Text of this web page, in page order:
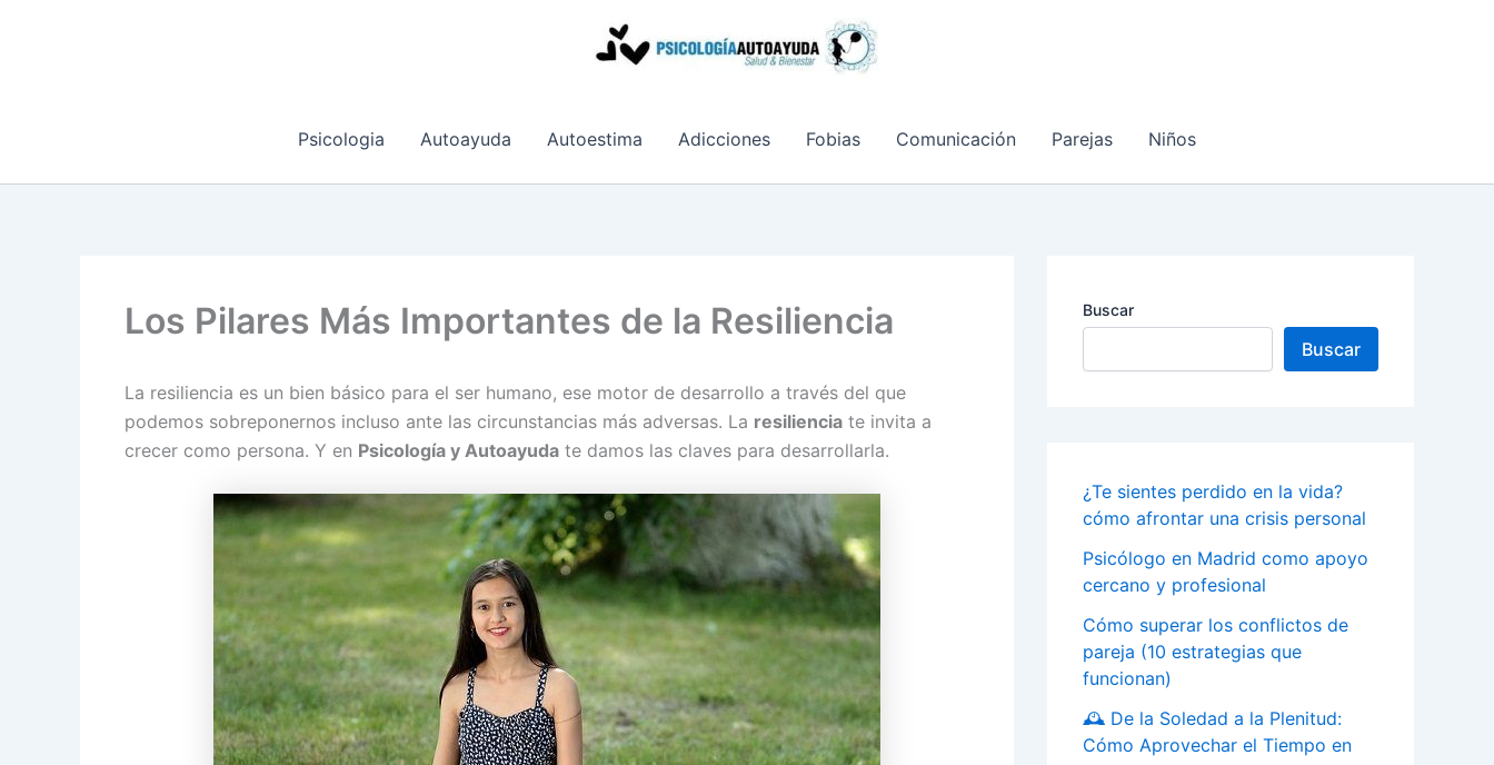
Psicologia Autoayuda Autoestima Adicciones Fobias Comunicación Parejas Niños
Los Pilares Más Importantes de la Resiliencia
La resiliencia es un bien básico para el ser humano, ese motor de desarrollo a través del que
podemos sobreponernos incluso ante las circunstancias más adversas. La resiliencia te invita a
crecer como persona. Y en Psicología y Autoayuda te damos las claves para desarrollarla.
Buscar
Buscar
¿Te sientes perdido en la vida?
cómo afrontar una crisis personal
Psicólogo en Madrid como apoyo
cercano y profesional
Cómo superar los conflictos de
pareja (10 estrategias que
funcionan)
🕰️ De la Soledad a la Plenitud:
Cómo Aprovechar el Tiempo en